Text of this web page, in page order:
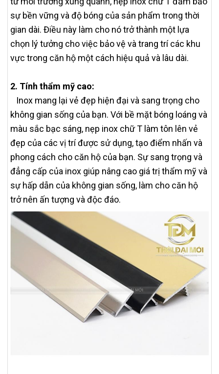
sự bền vững và độ bóng của sản phẩm trong thời
gian dài. Điều này làm cho nó trở thành một lựa
chọn lý tưởng cho việc bảo vệ và trang trí các khu
vực trong căn hộ một cách hiệu quả và lâu dài.
2. Tính thẩm mỹ cao:
Inox mang lại vẻ đẹp hiện đại và sang trọng cho
không gian sống của bạn. Với bề mặt bóng loáng và
màu sắc bạc sáng, nẹp inox chữ T làm tôn lên vẻ
đẹp của các vị trí được sử dụng, tạo điểm nhấn và
phong cách cho căn hộ của bạn. Sự sang trọng và
đẳng cấp của inox giúp nâng cao giá trị thẩm mỹ và
sự hấp dẫn của không gian sống, làm cho căn hộ
trở nên ấn tượng và độc đáo.